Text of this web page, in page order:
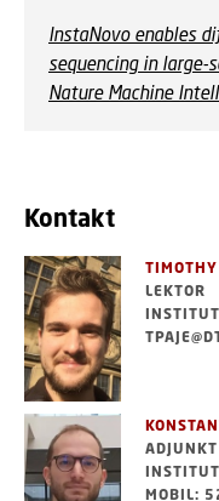
InstaNovo enables
sequencing in large-
Nature Machine
Kontakt
LEKTOR
ADJUNKT
MOBIL: